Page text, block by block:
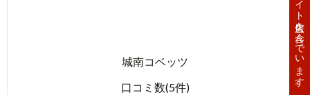
城南コベッツ
口コミ数(5件)